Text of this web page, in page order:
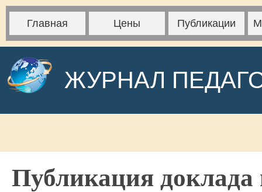
Главная Цены Публикации
ЖУРНАЛ
Публикация доклада